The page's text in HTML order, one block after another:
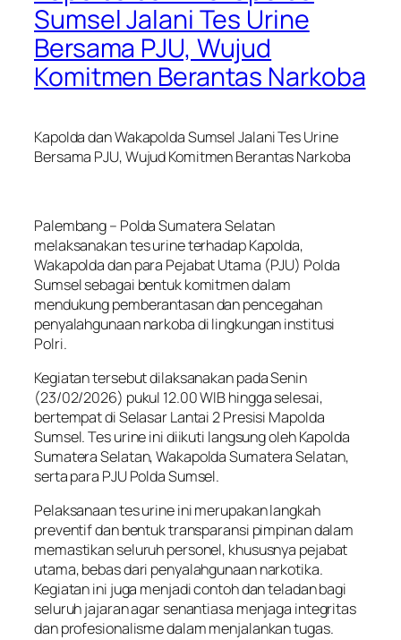
Sumsel Jalani Tes Urine
Bersama PJU, Wujud
Komitmen Berantas Narkoba
Kapolda dan Wakapolda Sumsel Jalani Tes Urine
Bersama PJU, Wujud Komitmen Berantas Narkoba
Palembang – Polda Sumatera Selatan
melaksanakan tes urine terhadap Kapolda,
Wakapolda dan para Pejabat Utama (PJU) Polda
Sumsel sebagai bentuk komitmen dalam
mendukung pemberantasan dan pencegahan
penyalahgunaan narkoba di lingkungan institusi
Polri.
Kegiatan tersebut dilaksanakan pada Senin
(23/02/2026) pukul 12.00 WIB hingga selesai,
bertempat di Selasar Lantai 2 Presisi Mapolda
Sumsel. Tes urine ini diikuti langsung oleh Kapolda
Sumatera Selatan, Wakapolda Sumatera Selatan,
serta para PJU Polda Sumsel.
Pelaksanaan tes urine ini merupakan langkah
preventif dan bentuk transparansi pimpinan dalam
memastikan seluruh personel, khususnya pejabat
utama, bebas dari penyalahgunaan narkotika.
Kegiatan ini juga menjadi contoh dan teladan bagi
seluruh jajaran agar senantiasa menjaga integritas
dan profesionalisme dalam menjalankan tugas.